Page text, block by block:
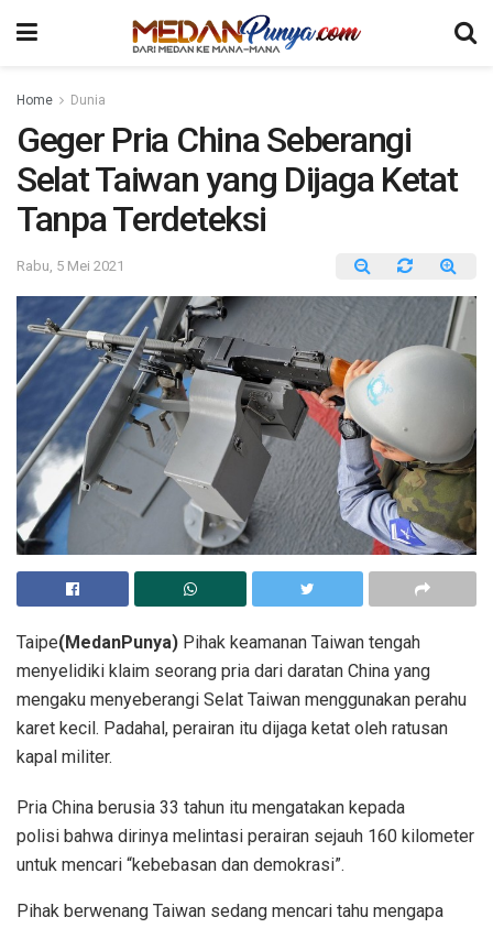
Home Dunia
Geger Pria China Seberangi
Selat Taiwan yang Dijaga Ketat
Tanpa Terdeteksi
Rabu, 5 Mei 2021
Taipe(MedanPunya) Pihak keamanan Taiwan tengah
menyelidiki klaim seorang pria dari daratan China yang
mengaku menyeberangi Selat Taiwan menggunakan perahu
karet kecil. Padahal, perairan itu dijaga ketat oleh ratusan
kapal militer.
Pria China berusia 33 tahun itu mengatakan kepada
polisi bahwa dirinya melintasi perairan sejauh 160 kilometer
untuk mencari “kebebasan dan demokrasi”.
Pihak berwenang Taiwan sedang mencari tahu mengapa